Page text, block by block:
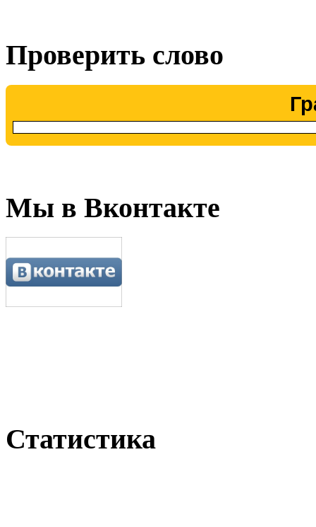
Проверить слово
Мы в Вконтакте
Статистика